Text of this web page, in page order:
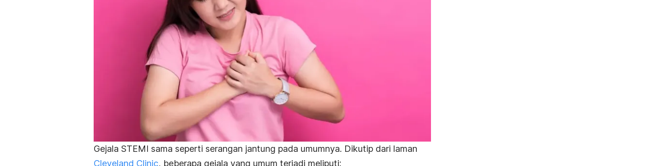
Gejala STEMI sama seperti serangan jantung pada umumnya. Dikutip dari laman
Cleveland Clinic, beberapa gejala yang umum terjadi meliputi: